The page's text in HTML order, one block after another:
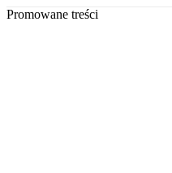
Promowane treści